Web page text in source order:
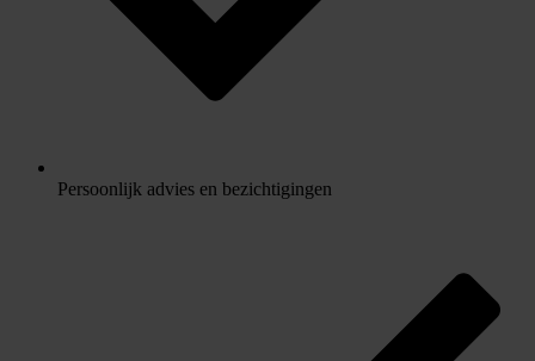
Persoonlijk advies en bezichtigingen